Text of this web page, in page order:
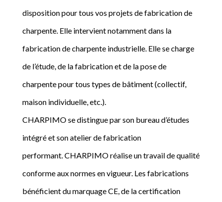
disposition pour tous vos projets de fabrication de
charpente. Elle intervient notamment dans la
fabrication de charpente industrielle. Elle se charge
de l’étude, de la fabrication et de la pose de
charpente pour tous types de bâtiment (collectif,
maison individuelle, etc.).
CHARPIMO se distingue par son bureau d’études
intégré et son atelier de fabrication
performant. CHARPIMO réalise un travail de qualité
conforme aux normes en vigueur. Les fabrications
bénéficient du marquage CE, de la certification